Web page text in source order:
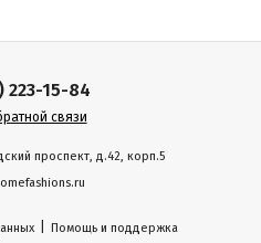
223-15-84
связи
проспект, д.42, корп.5
Помощь и поддержка